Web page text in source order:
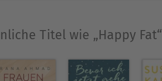
Titel wie „Happy Fat“